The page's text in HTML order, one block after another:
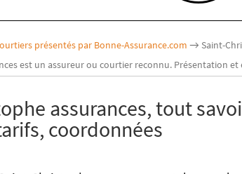
présentés par Bonne-Assurance.com → Saint-
est un assureur ou courtier reconnu. Présentation
assurances, tout
coordonnées